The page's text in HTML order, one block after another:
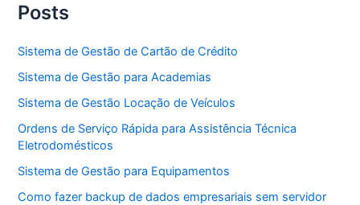
Posts
Sistema de Gestão de Cartão de Crédito
Sistema de Gestão para Academias
Sistema de Gestão Locação de Veículos
Ordens de Serviço Rápida para Assistência Técnica
Eletrodomésticos
Sistema de Gestão para Equipamentos
Como fazer backup de dados empresariais sem servidor